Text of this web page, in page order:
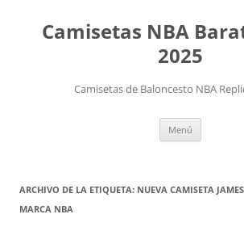
Camisetas NBA
2025
Camisetas de Baloncesto NBA
Menú
ARCHIVO DE LA ETIQUETA: NUEVA CAMISETA
MARCA NBA